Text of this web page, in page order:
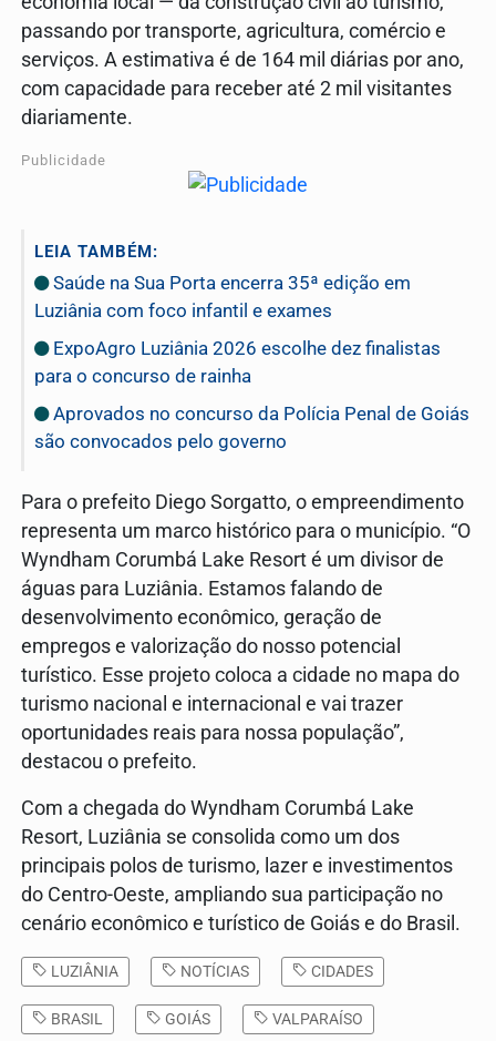
passando por transporte, agricultura, comércio e
serviços. A estimativa é de 164 mil diárias por ano,
com capacidade para receber até 2 mil visitantes
diariamente.
Publicidade
LEIA TAMBÉM:
Saúde na Sua Porta encerra 35ª edição em
Luziânia com foco infantil e exames
ExpoAgro Luziânia 2026 escolhe dez finalistas
para o concurso de rainha
Aprovados no concurso da Polícia Penal de Goiás
são convocados pelo governo
Para o prefeito Diego Sorgatto, o empreendimento
representa um marco histórico para o município. “O
Wyndham Corumbá Lake Resort é um divisor de
águas para Luziânia. Estamos falando de
desenvolvimento econômico, geração de
empregos e valorização do nosso potencial
turístico. Esse projeto coloca a cidade no mapa do
turismo nacional e internacional e vai trazer
oportunidades reais para nossa população”,
destacou o prefeito.
Com a chegada do Wyndham Corumbá Lake
Resort, Luziânia se consolida como um dos
principais polos de turismo, lazer e investimentos
do Centro-Oeste, ampliando sua participação no
cenário econômico e turístico de Goiás e do Brasil.
LUZIÂNIA NOTÍCIAS CIDADES
BRASIL GOIÁS VALPARAÍSO